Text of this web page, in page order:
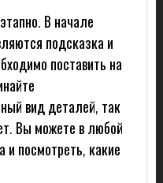
В начале
подсказка и
поставить на
вид деталей, так
Вы можете в любой
и посмотреть, какие